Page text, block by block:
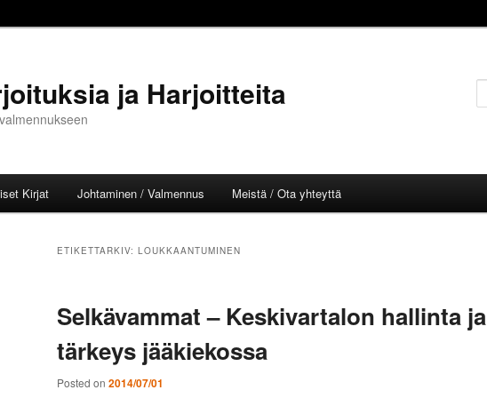
ja Harjoitteita
Kirjat Johtaminen / Valmennus Meistä / Ota yhteyttä
ETIKETTARKIV: LOUKKAANTUMINEN
Selkävammat – Keskivartalon hallinta ja
tärkeys jääkiekossa
Posted on 2014/07/01